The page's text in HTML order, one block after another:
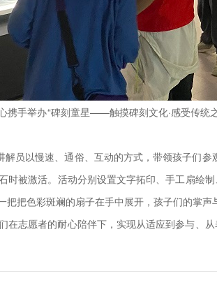
携手举办“碑刻童星——触摸碑刻文化·感受传
员以慢速、通俗、互动的方式，带领孩子们
被激活。活动分别设置文字拓印、手工扇绘
把色彩斑斓的扇子在手中展开，孩子们的掌声
志愿者的耐心陪伴下，实现从适应到参与、